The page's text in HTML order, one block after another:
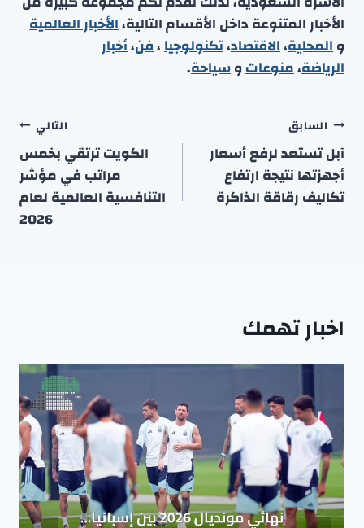
الأخبار المتنوعة داخل الأقسام التالية،الأخبار العالمية
والمحلية،الاقتصاد،تكنولوجيا،فن،أخبار
الرياضة،منوعاتوسياحة.
تصفّح
المقالات
السابق
آبل تستعد لرفع أسعار
أجهزتها نتيجة ارتفاع
تكاليف رقاقة الذاكرة
التالي
الكويت ترتقي بخمس
مراتب في مؤشر
التنافسية العالمية لعام
2026
اخبار تهمك